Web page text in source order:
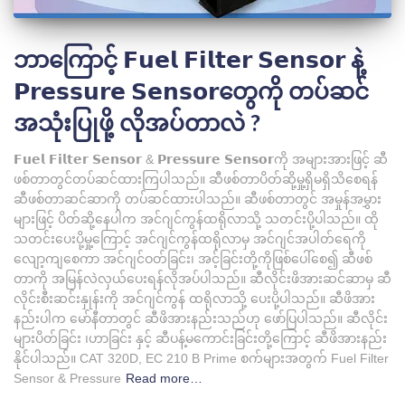
ဘာကြောင့် 𝗙𝘂𝗲𝗹 𝗙𝗶𝗹𝘁𝗲𝗿 𝗦𝗲𝗻𝘀𝗼𝗿 နဲ့
𝗣𝗿𝗲𝘀𝘀𝘂𝗿𝗲 𝗦𝗲𝗻𝘀𝗼𝗿တွေကို တပ်ဆင်
အသုံးပြုဖို့ လိုအပ်တာလဲ ?
𝗙𝘂𝗲𝗹 𝗙𝗶𝗹𝘁𝗲𝗿 𝗦𝗲𝗻𝘀𝗼𝗿 & 𝗣𝗿𝗲𝘀𝘀𝘂𝗿𝗲 𝗦𝗲𝗻𝘀𝗼𝗿ကို အများအားဖြင့် ဆီ
ဖစ်တာတွင်တပ်ဆင်ထားကြပါသည်။ ဆီဖစ်တာပိတ်ဆို့မှု့ရှိမရှိသိစေရန်
ဆီဖစ်တာဆင်ဆာကို တပ်ဆင်ထားပါသည်။ ဆီဖစ်တာတွင် အမှုန်အမွှား
များဖြင့် ပိတ်ဆို့နေပါက အင်ဂျင်ကွန်ထရိုလာသို့ သတင်းပို့ပါသည်။ ထို
သတင်းပေးပို့မှု့ကြောင့် အင်ဂျင်ကွန်ထရိုလာမှ အင်ဂျင်အပါတ်ရေကို
လျော့ကျစေကာ အင်ဂျင်ဝတ်ခြင်း၊ အင့်ခြင်းတို့ကိုဖြစ်ပေါ်စေ၍ ဆီဖစ်
တာကို အမြန်လဲလှယ်ပေးရန်လိုအပ်ပါသည်။ ဆီလိုင်းဖိအားဆင်ဆာမှ ဆီ
လိုင်းစီးဆင်းနှုန်းကို အင်ဂျင်ကွန် ထရိုလာသို့ ပေးပို့ပါသည်။ ဆီဖိအား
နည်းပါက မော်နီတာတွင် ဆီဖိအားနည်းသည်ဟု ဖော်ပြပါသည်။ ဆီလိုင်း
များပိတ်ခြင်း ၊ဟာခြင်း နှင့် ဆီပန့်မကောင်းခြင်းတို့ကြောင့် ဆီဖိအားနည်း
နိုင်ပါသည်။ CAT 320D, EC 210 B Prime စက်များအတွက် Fuel Filter
Sensor & Pressure Read more…